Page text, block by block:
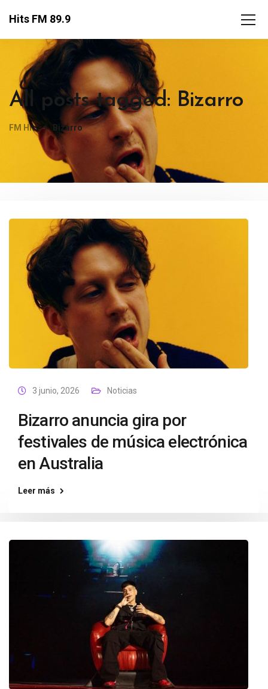
Hits FM 89.9
All posts tagged: Bizarro
FM Hits Bizarro
3 junio, 2026 Noticias
Bizarro anuncia gira por
festivales de música electrónica
en Australia
Leer más